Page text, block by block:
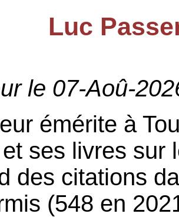
Luc
le 07-Aoû-
émérite à
ses livres sur
des citations
(548 en